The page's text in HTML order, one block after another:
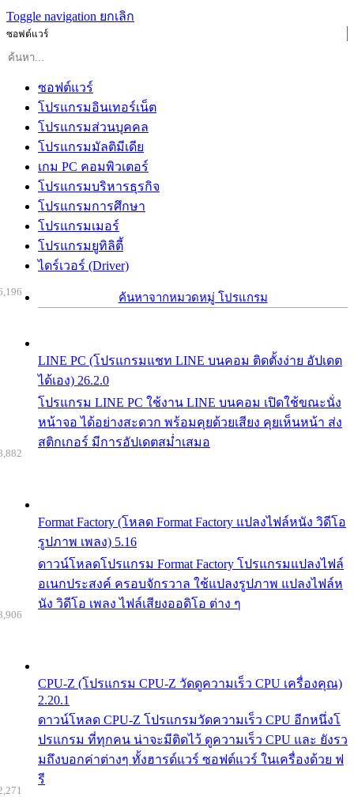
Toggle navigation ยกเลิก
ซอฟต์แวร์
ซอฟต์แวร์
โปรแกรมอินเทอร์เน็ต
โปรแกรมส่วนบุคคล
โปรแกรมมัลติมีเดีย
เกม PC คอมพิวเตอร์
โปรแกรมบริหารธุรกิจ
โปรแกรมการศึกษา
โปรแกรมเมอร์
โปรแกรมยูทิลิตี้
ไดร์เวอร์ (Driver)
ค้นหาจากหมวดหมู่ โปรแกรม
LINE PC (โปรแกรมแชท LINE บนคอม ติดตั้งง่าย อัปเดต
ได้เอง) 26.2.0
โปรแกรม LINE PC ใช้งาน LINE บนคอม เปิดใช้ขณะนั่ง
หน้าจอ ได้อย่างสะดวก พร้อมคุยด้วยเสียง คุยเห็นหน้า ส่ง
สติกเกอร์ มีการอัปเดตสม่ำเสมอ
Format Factory (โหลด Format Factory แปลงไฟล์หนัง วิดีโอ
รูปภาพ เพลง) 5.16
ดาวน์โหลดโปรแกรม Format Factory โปรแกรมแปลงไฟล์
อเนกประสงค์ ครอบจักรวาล ใช้แปลงรูปภาพ แปลงไฟล์ห
นัง วิดีโอ เพลง ไฟล์เสียงออดิโอ ต่าง ๆ
CPU-Z (โปรแกรม CPU-Z วัดดูความเร็ว CPU เครื่องคุณ)
2.20.1
ดาวน์โหลด CPU-Z โปรแกรมวัดความเร็ว CPU อีกหนึ่งโ
ปรแกรม ที่ทุกคน น่าจะมีติดไว้ ดูความเร็ว CPU และ ยังรว
มถึงบอกค่าต่างๆ ทั้งฮารด์แวร์ ซอฟต์แวร์ ในเครื่องด้วย ฟ
รี